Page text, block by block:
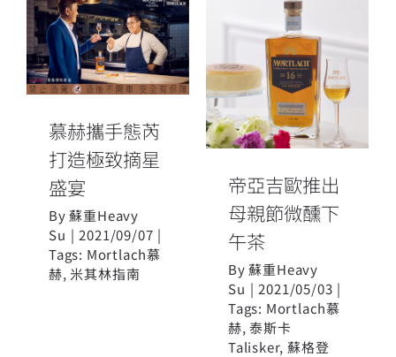
慕赫攜手態芮
打造極致摘星
盛宴
慕赫攜手態芮
打造極致摘星
盛宴
By蘇重Heavy
Su | 2021/09/07 |
Tags: Mortlach慕
赫, 米其林指南
帝亞吉歐推出
母親節微醺下
午茶
帝亞吉歐推出
母親節微醺下
午茶
By蘇重Heavy
Su | 2021/05/03 |
Tags: Mortlach慕
赫,泰斯卡
Talisker,蘇格登